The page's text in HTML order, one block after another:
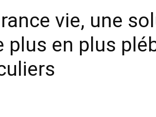
vie, une
plus en plus